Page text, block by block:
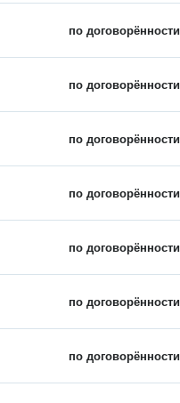
по договорённости
по договорённости
по договорённости
по договорённости
по договорённости
по договорённости
по договорённости